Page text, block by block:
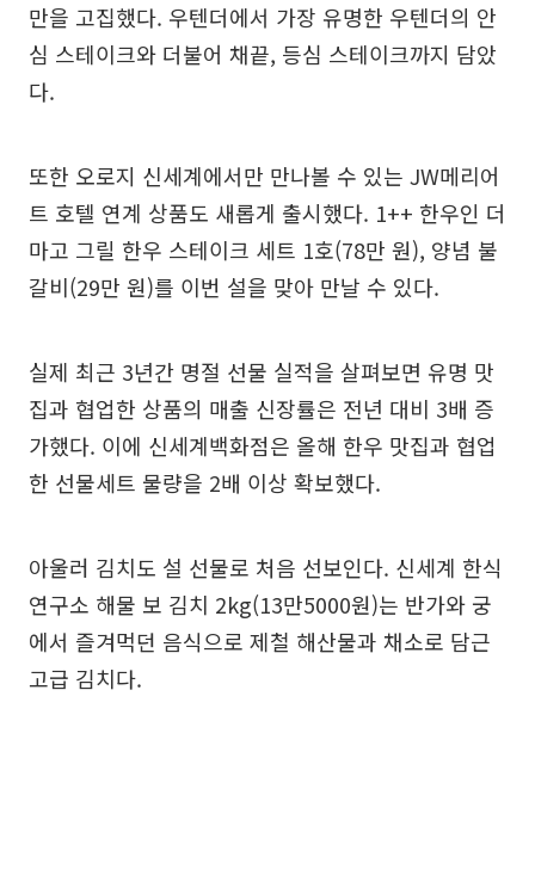
만을 고집했다. 우텐더에서 가장 유명한 우텐더의 안
심 스테이크와 더불어 채끝, 등심 스테이크까지 담았
다.
또한 오로지 신세계에서만 만나볼 수 있는 JW메리어
트 호텔 연계 상품도 새롭게 출시했다. 1++ 한우인 더
마고 그릴 한우 스테이크 세트 1호(78만 원), 양념 불
갈비(29만 원)를 이번 설을 맞아 만날 수 있다.
실제 최근 3년간 명절 선물 실적을 살펴보면 유명 맛
집과 협업한 상품의 매출 신장률은 전년 대비 3배 증
가했다. 이에 신세계백화점은 올해 한우 맛집과 협업
한 선물세트 물량을 2배 이상 확보했다.
아울러 김치도 설 선물로 처음 선보인다. 신세계 한식
연구소 해물 보 김치 2kg(13만5000원)는 반가와 궁
에서 즐겨먹던 음식으로 제철 해산물과 채소로 담근
고급 김치다.